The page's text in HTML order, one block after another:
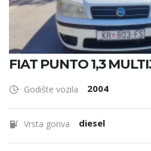
FIAT PUNTO 1,3
Godište vozila 2004
Vrsta goriva diesel